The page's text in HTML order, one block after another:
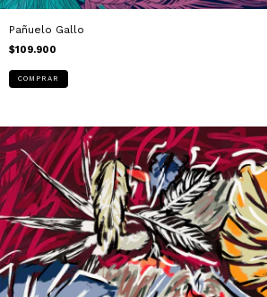
Pañuelo Gallo
$109.900